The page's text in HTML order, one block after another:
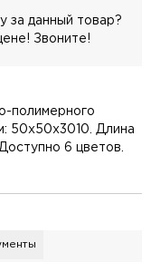
за данный товар?
Звоните!
полимерного
50х50х3010. Длина
6 цветов.